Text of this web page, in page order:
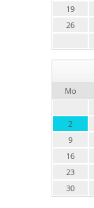
19
26
Mo
2
9
16
23
30